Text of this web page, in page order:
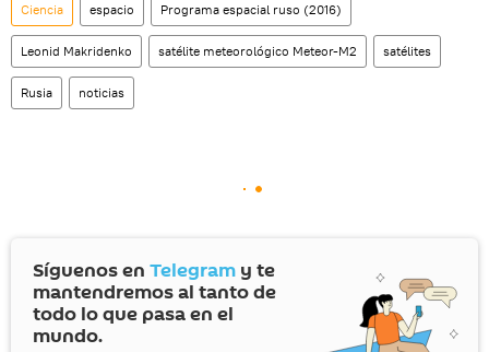
Ciencia espacio Programa espacial ruso (2016)
Leonid Makridenko satélite meteorológico Meteor-M2 satélites
Rusia noticias
Síguenos en Telegram y te
mantendremos al tanto de
todo lo que pasa en el
mundo.